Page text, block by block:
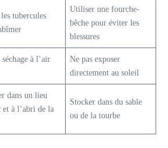
tubercules
Utiliser une fourche-
bêche pour éviter les
blessures
séchage à l’air
Ne pas exposer
directement au soleil
dans un lieu
et à l’abri de la
Stocker dans du sable
ou de la tourbe